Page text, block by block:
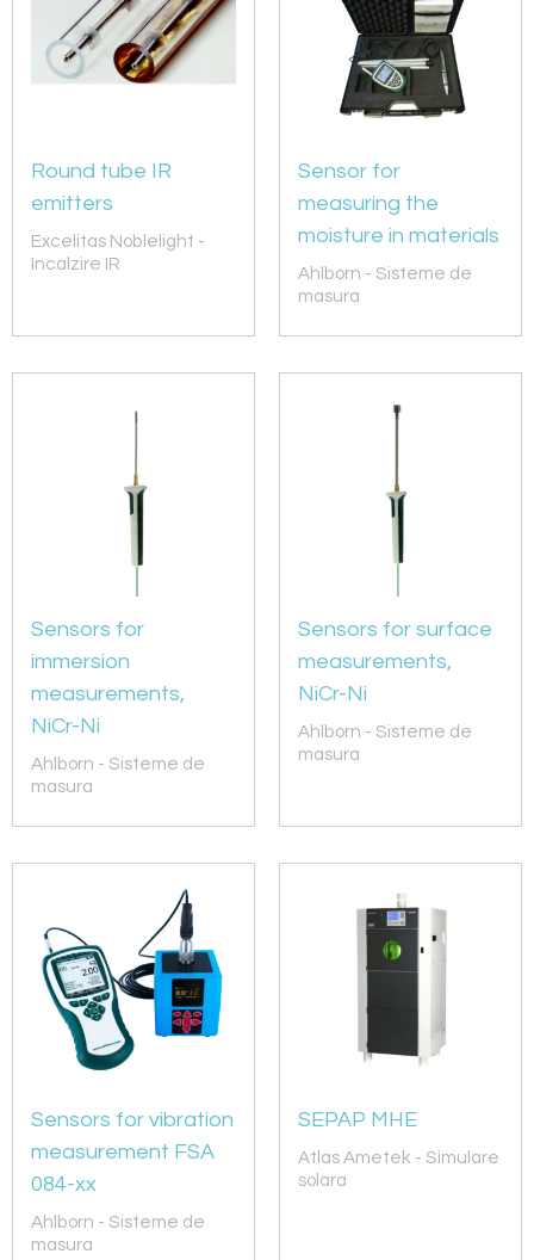
Round tube IR
emitters
Excelitas Noblelight -
Incalzire IR
Sensor for
measuring the
moisture in materials
Ahlborn - Sisteme de
masura
Sensors for
immersion
measurements,
NiCr-Ni
Ahlborn - Sisteme de
masura
Sensors for surface
measurements,
NiCr-Ni
Ahlborn - Sisteme de
masura
Sensors for vibration
measurement FSA
084-xx
Ahlborn - Sisteme de
masura
SEPAP MHE
Atlas Ametek - Simulare
solara